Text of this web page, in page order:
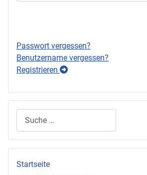
Passwort vergessen?
Benutzername vergessen?
Registrieren
Startseite